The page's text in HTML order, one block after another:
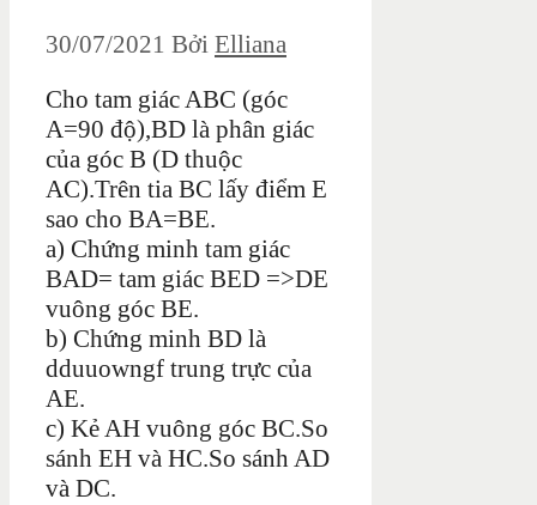
30/07/2021 Bởi Elliana
Cho tam giác ABC (góc
A=90 độ),BD là phân giác
của góc B (D thuộc
AC).Trên tia BC lấy điểm E
sao cho BA=BE.
a) Chứng minh tam giác
BAD= tam giác BED =>DE
vuông góc BE.
b) Chứng minh BD là
dduuowngf trung trực của
AE.
c) Kẻ AH vuông góc BC.So
sánh EH và HC.So sánh AD
và DC.